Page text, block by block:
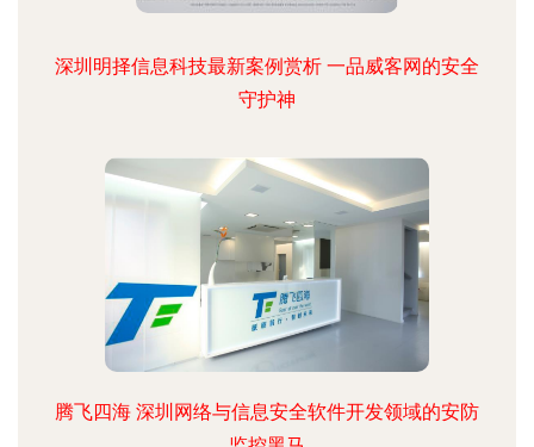
深圳明择信息科技最新案例赏析 一品威客网的安全
守护神
腾飞四海 深圳网络与信息安全软件开发领域的安防